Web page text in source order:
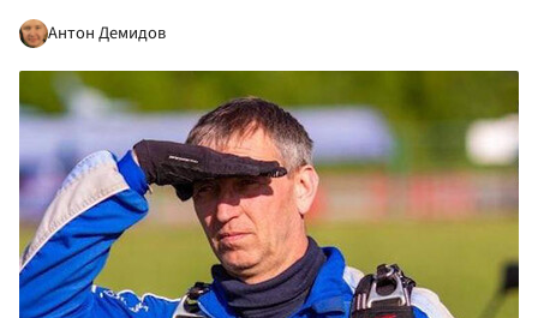
Антон Демидов